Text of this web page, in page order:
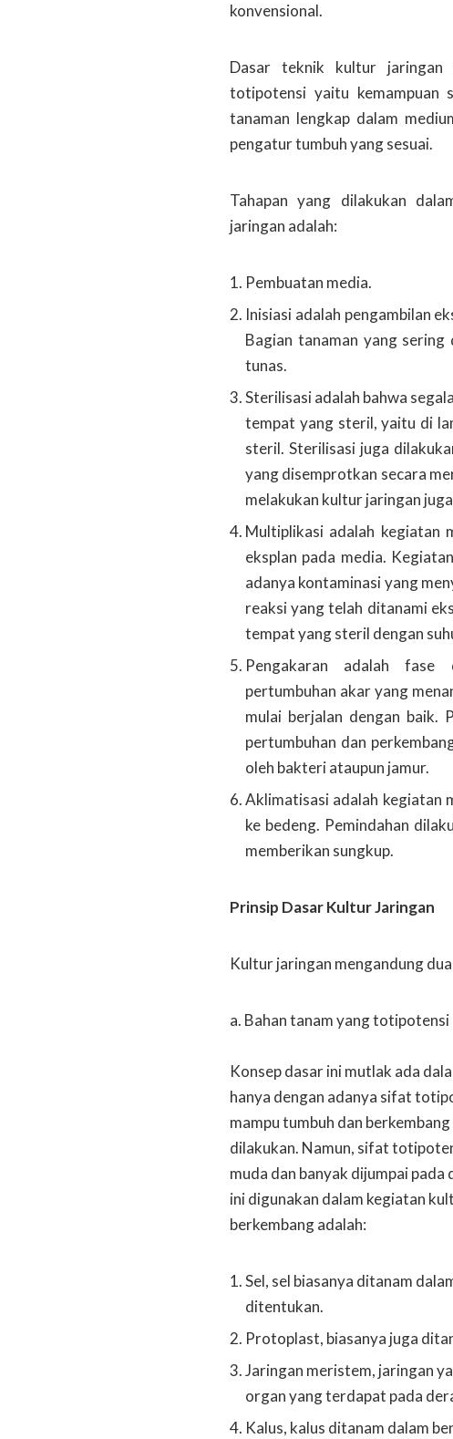
konvensional.
Dasar teknik kultur jaringan
totipotensi yaitu kemampuan
tanaman lengkap dalam
pengatur tumbuh yang sesuai.
Tahapan yang dilakukan
jaringan adalah:
Pembuatan media.
Inisiasi adalah pengambilan
Bagian tanaman yang
tunas.
Sterilisasi adalah bahwa
tempat yang steril, yaitu di
steril. Sterilisasi juga
yang disemprotkan secara
melakukan kultur jaringan
Multiplikasi adalah kegiatan
eksplan pada media.
adanya kontaminasi yang
reaksi yang telah ditanami
tempat yang steril dengan
Pengakaran adalah fase
pertumbuhan akar yang
mulai berjalan dengan baik.
pertumbuhan dan
oleh bakteri ataupun jamur.
Aklimatisasi adalah kegiatan
ke bedeng. Pemindahan
memberikan sungkup.
Prinsip Dasar Kultur Jaringan
Kultur jaringan mengandung
a. Bahan tanam yang totipotensi
Konsep dasar ini mutlak ada
hanya dengan adanya sifat
mampu tumbuh dan
dilakukan. Namun, sifat
muda dan banyak dijumpai
ini digunakan dalam kegiatan
berkembang adalah:
Sel, sel biasanya ditanam
ditentukan.
Protoplast, biasanya juga
Jaringan meristem, jaringan
organ yang terdapat pada
Kalus, kalus ditanam dalam